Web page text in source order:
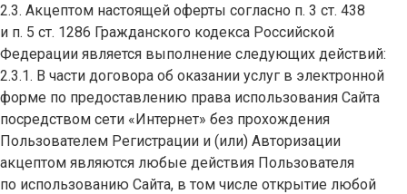
2.3. Акцептом настоящей оферты согласно п. 3 ст. 438
и п. 5 ст. 1286 Гражданского кодекса Российской
Федерации является выполнение следующих действий:
2.3.1. В части договора об оказании услуг в электронной
форме по предоставлению права использования Сайта
посредством сети «Интернет» без прохождения
Пользователем Регистрации и (или) Авторизации
акцептом являются любые действия Пользователя
по использованию Сайта, в том числе открытие любой